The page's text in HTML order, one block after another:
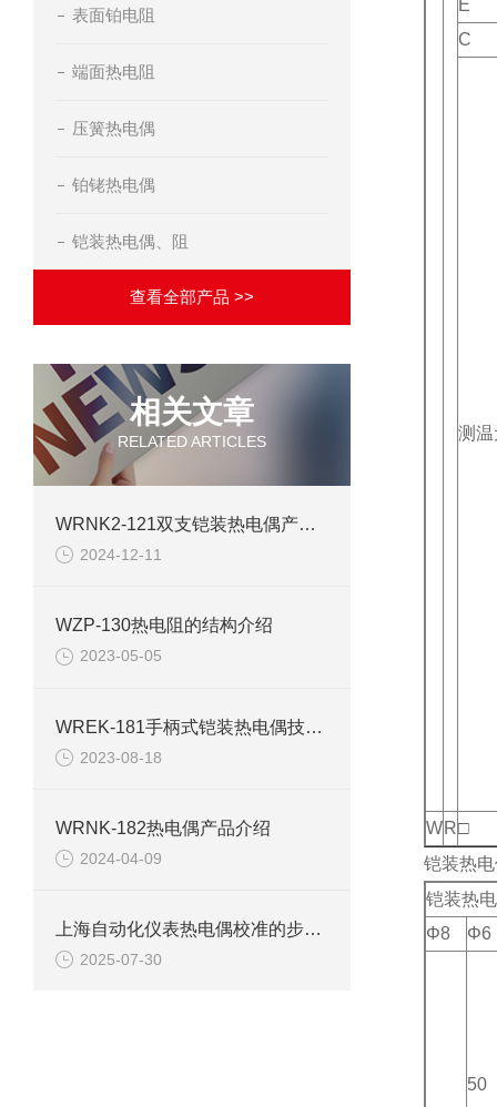
表面铂电阻
端面热电阻
压簧热电偶
铂铑热电偶
铠装热电偶、阻
查看全部产品 >>
相关文章
RELATED ARTICLES
WRNK2-121双支铠装热电偶产品详情
2024-12-11
WZP-130热电阻的结构介绍
2023-05-05
WREK-181手柄式铠装热电偶技术要求与使用
2023-08-18
WRNK-182热电偶产品介绍
2024-04-09
上海自动化仪表热电偶校准的步骤有哪些？
2025-07-30
E
C
测
W R□
铠装热
铠装热
Φ8
Φ6
50